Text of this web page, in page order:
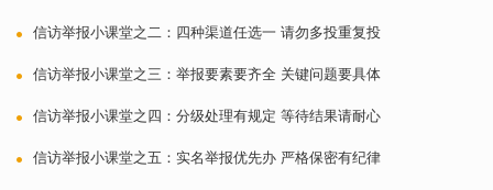
信访举报小课堂之二：四种渠道任选一 请勿多投重复投
信访举报小课堂之三：举报要素要齐全 关键问题要具体
信访举报小课堂之四：分级处理有规定 等待结果请耐心
信访举报小课堂之五：实名举报优先办 严格保密有纪律